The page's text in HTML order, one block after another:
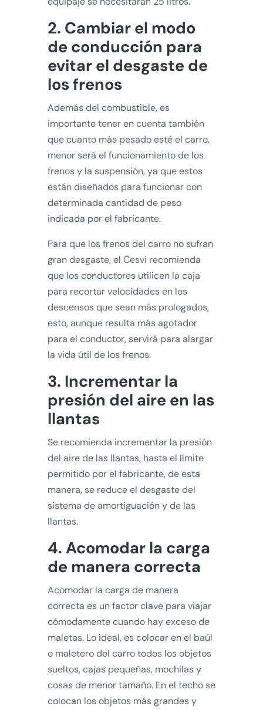
2. Cambiar el modo
de conducción para
evitar el desgaste de
los frenos
Además del combustible, es
importante tener en cuenta también
que cuanto más pesado esté el carro,
menor será el funcionamiento de los
frenos y la suspensión, ya que estos
están diseñados para funcionar con
determinada cantidad de peso
indicada por el fabricante.
Para que los frenos del carro no sufran
gran desgaste, el Cesvi recomienda
que los conductores utilicen la caja
para recortar velocidades en los
descensos que sean más prologados,
esto, aunque resulta más agotador
para el conductor, servirá para alargar
la vida útil de los frenos.
3. Incrementar la
presión del aire en las
llantas
Se recomienda incrementar la presión
del aire de las llantas, hasta el límite
permitido por el fabricante, de esta
manera, se reduce el desgaste del
sistema de amortiguación y de las
llantas.
4. Acomodar la carga
de manera correcta
Acomodar la carga de manera
correcta es un factor clave para viajar
cómodamente cuando hay exceso de
maletas. Lo ideal, es colocar en el baúl
o maletero del carro todos los objetos
sueltos, cajas pequeñas, mochilas y
cosas de menor tamaño. En el techo se
colocan los objetos más grandes y